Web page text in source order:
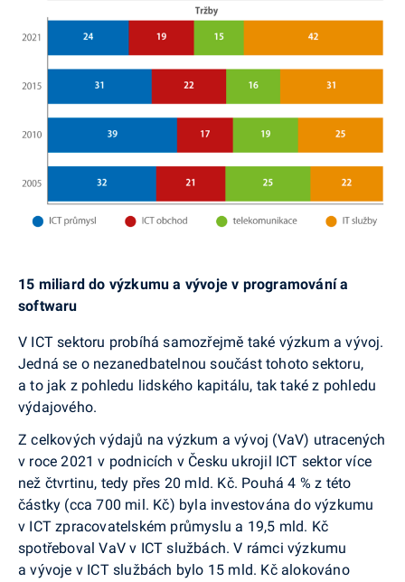
15 miliard do výzkumu a vývoje v programování a
softwaru
V ICT sektoru probíhá samozřejmě také výzkum a vývoj.
Jedná se o nezanedbatelnou součást tohoto sektoru,
a to jak z pohledu lidského kapitálu, tak také z pohledu
výdajového.
Z celkových výdajů na výzkum a vývoj (VaV) utracených
v roce 2021 v podnicích v Česku ukrojil ICT sektor více
než čtvrtinu, tedy přes 20 mld. Kč. Pouhá 4 % z této
částky (cca 700 mil. Kč) byla investována do výzkumu
v ICT zpracovatelském průmyslu a 19,5 mld. Kč
spotřeboval VaV v ICT službách. V rámci výzkumu
a vývoje v ICT službách bylo 15 mld. Kč alokováno